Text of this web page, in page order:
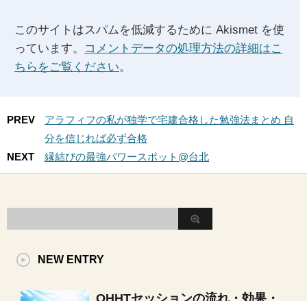
このサイトはスパムを低減するために Akismet を使
っています。
コメントデータの処理方法の詳細はこ
ちらをご覧ください。
PREV
アラフィフの私が独学で宅建合格した勉強法まとめ 自
分を信じれば必ず合格
NEXT
縁結びの最強パワースポット@台北
NEW ENTRY
QHHTセッションの流れ・効果・